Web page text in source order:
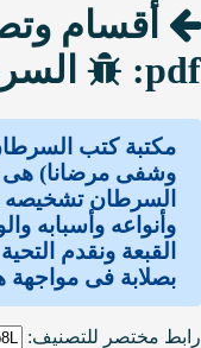
أقسام
pdf:
السرطان تشخيصه
وأنواعه وأسبابه
القبعة ونقدم
بصلابة فى مواجهة
رابط مختصر للتصنيف: